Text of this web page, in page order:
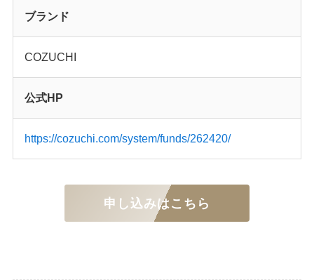
ブランド
COZUCHI
公式HP
https://cozuchi.com/system/funds/262420/
申し込みはこちら